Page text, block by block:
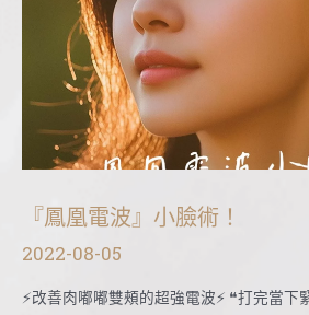
『鳳凰電波』小臉術！
2022-08-05
⚡改善肉嘟嘟雙頰的超強電波⚡ ❝打完當下